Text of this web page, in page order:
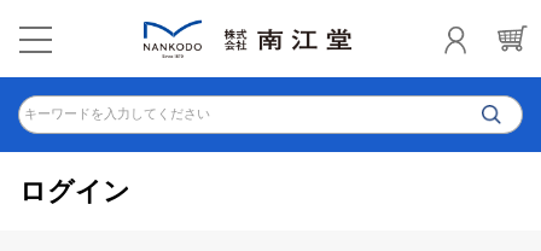
キーワードを入力してください
ログイン